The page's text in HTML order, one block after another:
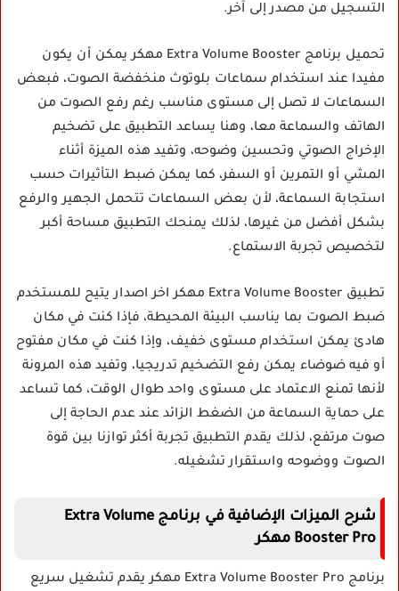
التسجيل من مصدر إلى آخر.
تحميل برنامج Extra Volume Booster مهكر يمكن أن يكون
مفيدا عند استخدام سماعات بلوتوث منخفضة الصوت، فبعض
السماعات لا تصل إلى مستوى مناسب رغم رفع الصوت من
الهاتف والسماعة معا، وهنا يساعد التطبيق على تضخيم
الإخراج الصوتي وتحسين وضوحه، وتفيد هذه الميزة أثناء
المشي أو التمرين أو السفر، كما يمكن ضبط التأثيرات حسب
استجابة السماعة، لأن بعض السماعات تتحمل الجهير والرفع
بشكل أفضل من غيرها، لذلك يمنحك التطبيق مساحة أكبر
لتخصيص تجربة الاستماع.
تطبيق Extra Volume Booster مهكر اخر اصدار يتيح للمستخدم
ضبط الصوت بما يناسب البيئة المحيطة، فإذا كنت في مكان
هادئ يمكن استخدام مستوى خفيف، وإذا كنت في مكان مفتوح
أو فيه ضوضاء يمكن رفع التضخيم تدريجيا، وتفيد هذه المرونة
لأنها تمنع الاعتماد على مستوى واحد طوال الوقت، كما تساعد
على حماية السماعة من الضغط الزائد عند عدم الحاجة إلى
صوت مرتفع، لذلك يقدم التطبيق تجربة أكثر توازنا بين قوة
الصوت ووضوحه واستقرار تشغيله.
شرح الميزات الإضافية في برنامج Extra Volume
Booster Pro مهكر
برنامج Extra Volume Booster Pro مهكر يقدم تشغيل سريع